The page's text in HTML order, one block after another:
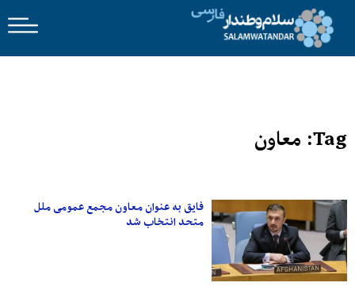
Tag: معاون
فایق به عنوان معاون مجمع عمومی ملل
متحد انتخاب شد